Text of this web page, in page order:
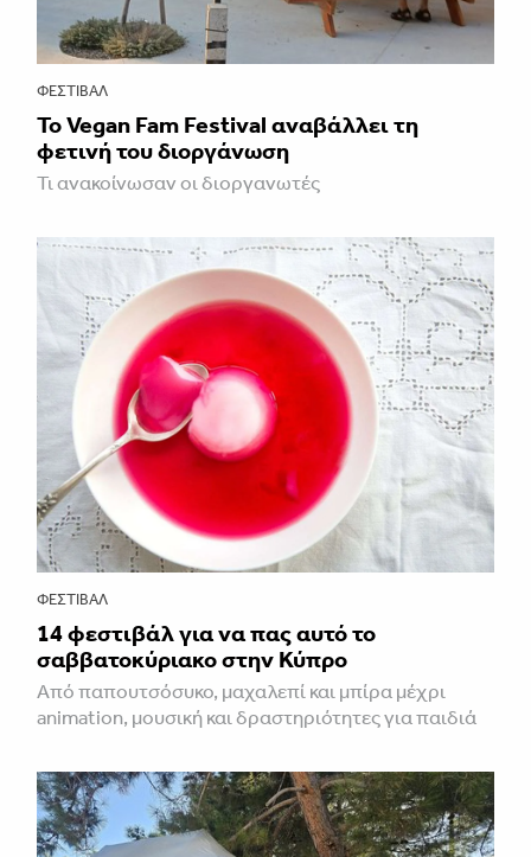
ΦΕΣΤΙΒΑΛ
Το Vegan Fam Festival αναβάλλει τη
φετινή του διοργάνωση
Τι ανακοίνωσαν οι διοργανωτές
ΦΕΣΤΙΒΑΛ
14 φεστιβάλ για να πας αυτό το
σαββατοκύριακο στην Κύπρο
Από παπουτσόσυκο, μαχαλεπί και μπίρα μέχρι
animation, μουσική και δραστηριότητες για παιδιά